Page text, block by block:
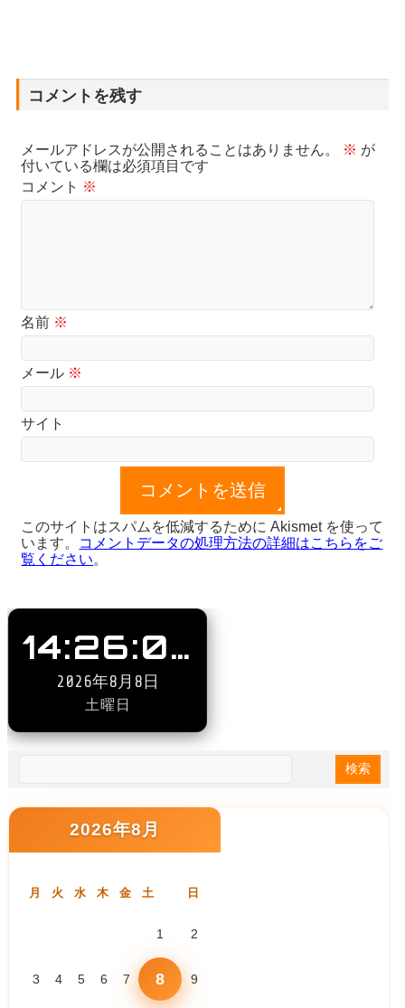
コメントを残す
メールアドレスが公開されることはありません。 ※ が
付いている欄は必須項目です
コメント ※
名前 ※
メール ※
サイト
このサイトはスパムを低減するために Akismet を使って
います。 コメントデータの処理方法の詳細はこちらをご
覧ください。
14:26:06
2026年8月8日
土曜日
2026年8月
月 火 水 木 金 土 日
1 2
3 4 5 6 7 8 9